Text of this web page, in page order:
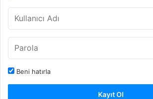
Beni hatırla
Kayıt Ol